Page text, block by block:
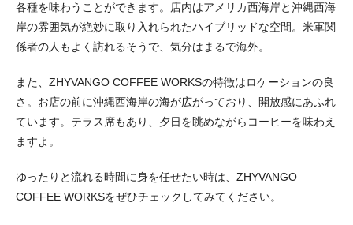
各種を味わうことができます。店内はアメリカ西海岸と沖縄西海
岸の雰囲気が絶妙に取り入れられたハイブリッドな空間。米軍関
係者の人もよく訪れるそうで、気分はまるで海外。
また、ZHYVANGO COFFEE WORKSの特徴はロケーションの良
さ。お店の前に沖縄西海岸の海が広がっており、開放感にあふれ
ています。テラス席もあり、夕日を眺めながらコーヒーを味わえ
ますよ。
ゆったりと流れる時間に身を任せたい時は、ZHYVANGO
COFFEE WORKSをぜひチェックしてみてください。